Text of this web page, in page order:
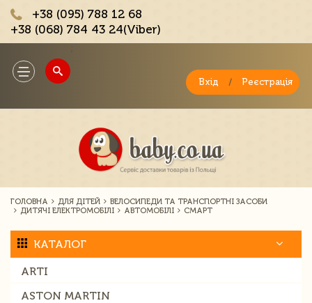
+38 (095) 788 12 68
+38 (068) 784 43 24(Viber)
Toggle
navigation
Вхід / Реєстрація
ГОЛОВНА ДЛЯ ДІТЕЙ
ВЕЛОСИПЕДИ ТА ТРАНСПОРТНІ ЗАСОБИ
ДИТЯЧІ ЕЛЕКТРОМОБІЛІ
АВТОМОБІЛІ СМАРТ
КАТАЛОГ
ARTI
ASTON MARTIN